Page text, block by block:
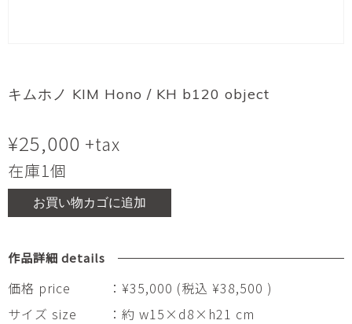
キムホノ KIM Hono / KH b120 object
¥25,000 +tax
在庫1個
お買い物カゴに追加
作品詳細 details
価格 price
：¥35,000 (税込 ¥38,500 )
サイズ size
：約 w15×d8×h21 cm